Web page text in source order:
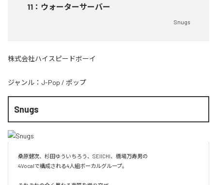
11 ： ウォーターサーバー
Snugs
株式会社ハイスピードボーイ
ジャンル： J-Pop / ポップ
Snugs
桑原健次、杉田ゆういちろう、SEIICHI、橋場万寿男の
4Vocalで構成される4人組ボーカルグループ。